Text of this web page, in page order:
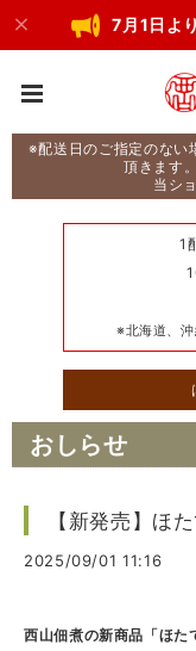
7月1日よ
※配送日のご指定のない
頂きます
当シ
1
※北海道、沖
おしらせ
【新発売】ほ
2025/09/01 11:16
西山佃煮の新商品「ほた